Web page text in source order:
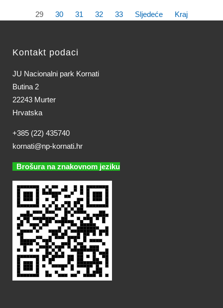
29 30 31 32 33 Sljedeće Kraj
Kontakt podaci
JU Nacionalni park Kornati
Butina 2
22243 Murter
Hrvatska
+385 (22) 435740
kornati@np-kornati.hr
Brošura na znakovnom jeziku